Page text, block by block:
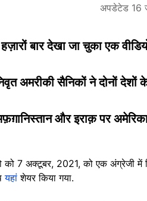
अपडेटेड 16
बार देखा जा चुका एक
अमरीकी सैनिकों ने दोनों
और इराक़ पर
को 7 अक्टूबर, 2021, को एक अंग्रेजी
यहां शेयर किया गया.